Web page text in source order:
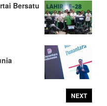
Bersatu
NEXT